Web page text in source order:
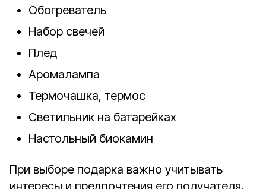
Обогреватель
Набор свечей
Плед
Аромалампа
Термочашка, термос
Светильник на батарейках
Настольный биокамин
При выборе подарка важно учитывать
интересы и предпочтения его получателя.